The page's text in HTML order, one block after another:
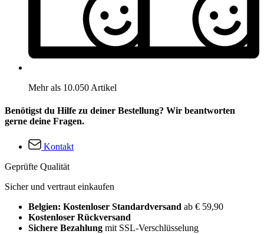
Mehr als 10.050 Artikel
Benötigst du Hilfe zu deiner Bestellung? Wir beantworten
gerne deine Fragen.
Kontakt
Geprüfte Qualität
Sicher und vertraut einkaufen
Belgien: Kostenloser Standardversand ab € 59,90
Kostenloser Rückversand
Sichere Bezahlung mit SSL-Verschlüsselung